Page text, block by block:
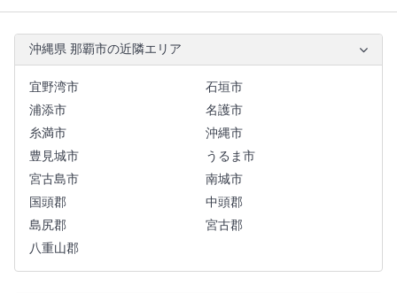
沖縄県 那覇市の近隣エリア
宜野湾市
石垣市
浦添市
名護市
糸満市
沖縄市
豊見城市
うるま市
宮古島市
南城市
国頭郡
中頭郡
島尻郡
宮古郡
八重山郡